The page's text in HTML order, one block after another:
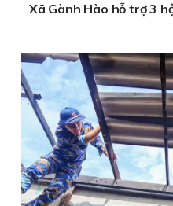
Xã Gành Hào hỗ trợ 3